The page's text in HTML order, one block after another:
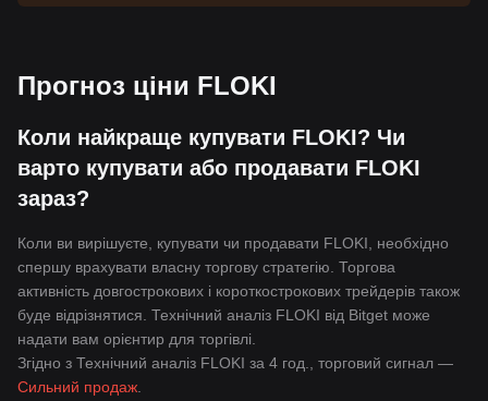
Прогноз ціни FLOKI
Коли найкраще купувати FLOKI? Чи
варто купувати або продавати FLOKI
зараз?
Коли ви вирішуєте, купувати чи продавати FLOKI, необхідно
спершу врахувати власну торгову стратегію. Торгова
активність довгострокових і короткострокових трейдерів також
буде відрізнятися. Технічний аналіз FLOKI від Bitget може
надати вам орієнтир для торгівлі.
Згідно з Технічний аналіз FLOKI за 4 год., торговий сигнал —
Сильний продаж